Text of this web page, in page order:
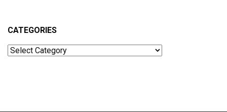
CATEGORIES
Categories